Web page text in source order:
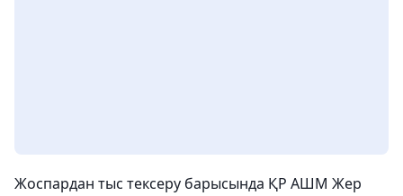
Жоспардан тыс тексеру барысында ҚР АШМ Жер